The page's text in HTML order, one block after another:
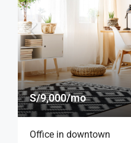
S/9,000/mo
Office in downtown